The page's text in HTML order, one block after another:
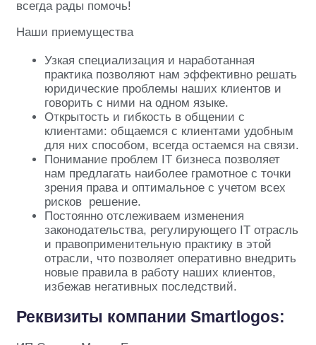
всегда рады помочь!
Наши приемущества
Узкая специализация и наработанная
практика позволяют нам эффективно решать
юридические проблемы наших клиентов и
говорить с ними на одном языке.
Открытость и гибкость в общении с
клиентами: общаемся с клиентами удобным
для них способом, всегда остаемся на связи.
Понимание проблем IT бизнеса позволяет
нам предлагать наиболее грамотное с точки
зрения права и оптимальное с учетом всех
рисков решение.
Постоянно отслеживаем изменения
законодательства, регулирующего IT отрасль
и правоприменительную практику в этой
отрасли, что позволяет оперативно внедрить
новые правила в работу наших клиентов,
избежав негативных последствий.
Реквизиты компании Smartlogos: